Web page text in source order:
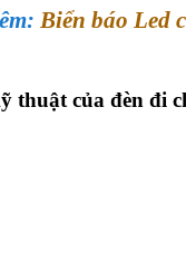
Biển báo Led
thuật của đèn đi